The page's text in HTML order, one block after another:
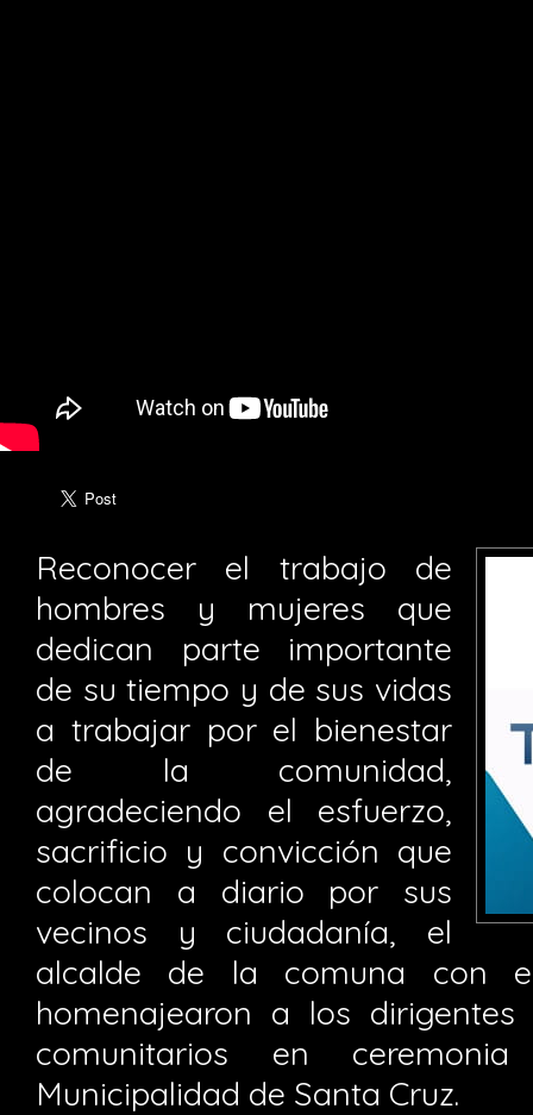
Reconocer el trabajo de
hombres y mujeres que
dedican parte importante
de su tiempo y de sus vidas
a trabajar por el bienestar
de la comunidad,
agradeciendo el esfuerzo,
sacrificio y convicción que
colocan a diario por sus
vecinos y ciudadanía, el
alcalde de la comuna con
homenajearon a los dirigentes
comunitarios en
Municipalidad de Santa Cruz.